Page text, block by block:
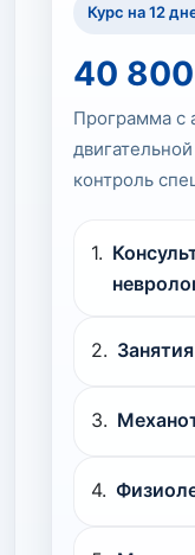
Курс на 12
40
Программа с
контроль